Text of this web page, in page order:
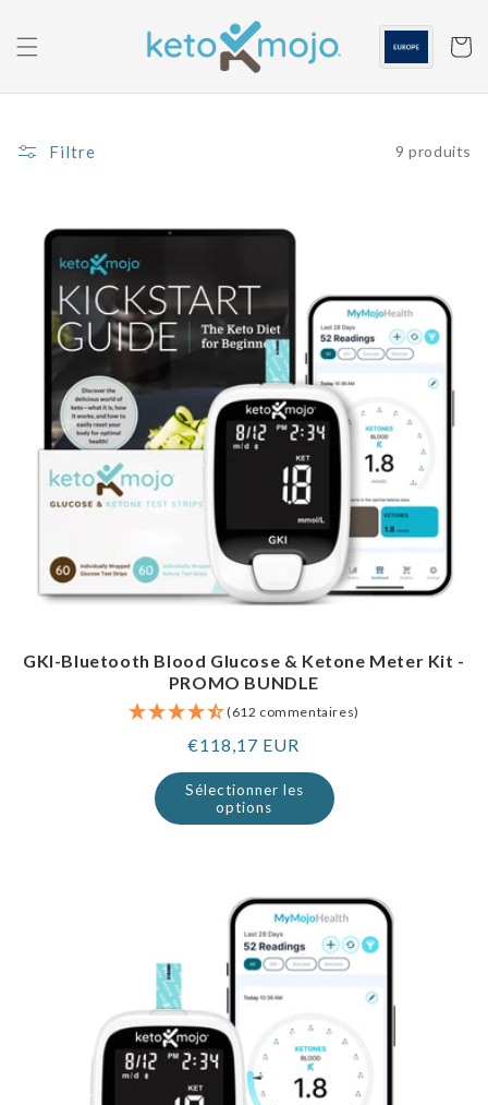
content
Panier
Filtre 9 produits
GKI-Bluetooth Blood Glucose & Ketone Meter Kit -
PROMO BUNDLE
(612 commentaires)
Prix
normal
€118,17 EUR
Sélectionner les
options